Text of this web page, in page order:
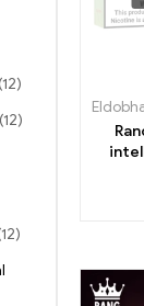
(12)
(12)